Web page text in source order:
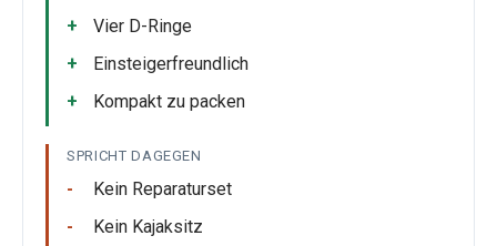
Vier D-Ringe
Einsteigerfreundlich
Kompakt zu packen
SPRICHT DAGEGEN
Kein Reparaturset
Kein Kajaksitz